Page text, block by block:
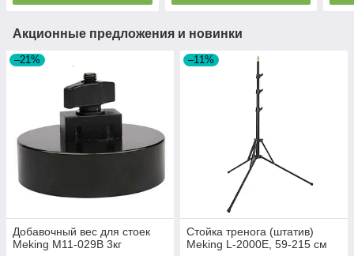
Акционные предложения и новинки
–21%
Добавочный вес для стоек
Meking M11-029B 3кг
–11%
Стойка тренога (штатив)
Meking L-2000E, 59-215 см